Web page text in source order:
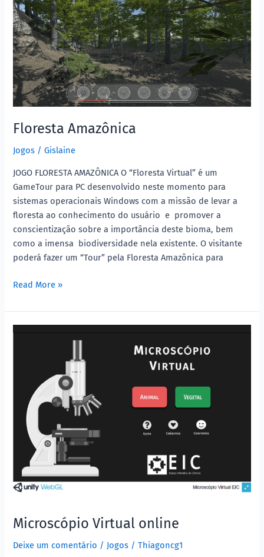
Floresta Amazônica
Jogos /Gislaine
JOGO FLORESTA AMAZÔNICA O “Floresta Virtual” é um
GameTour para PC desenvolvido neste momento para
sistemas operacionais Windows com a missão de levar a
floresta ao conhecimento do usuário e promover a
conscientização sobre a importância deste bioma, bem
como a imensa biodiversidade nela existente. O visitante
poderá fazer um “Tour” pela Floresta Amazônica para
Read More »
Microscópio Virtual online
Deixe um comentário / Jogos /Thiagoncg1
Microscópio